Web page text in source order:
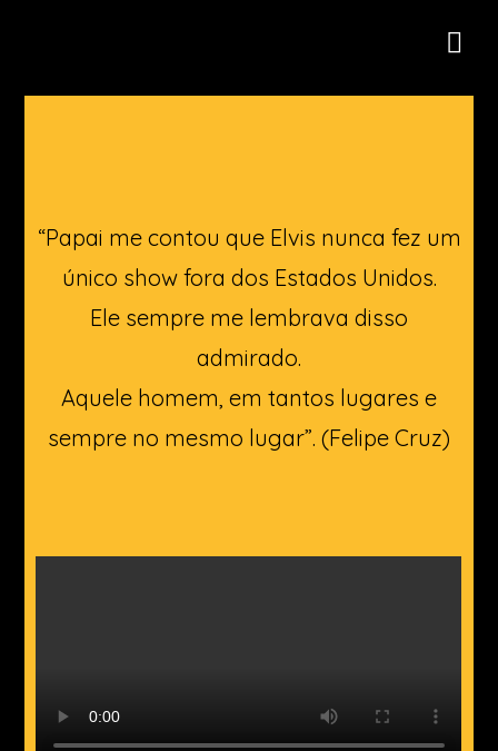
“Papai me contou que Elvis nunca fez um
único show fora dos Estados Unidos.
Ele sempre me lembrava disso
admirado.
Aquele homem, em tantos lugares e
sempre no mesmo lugar”. (Felipe Cruz)